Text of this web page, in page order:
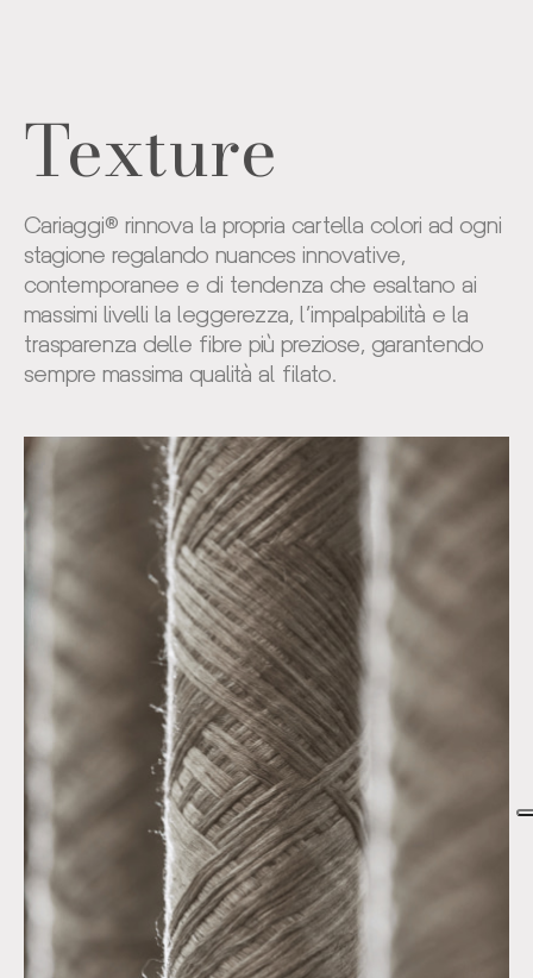
Texture
Cariaggi® rinnova la propria cartella colori ad ogni
stagione regalando nuances innovative,
contemporanee e di tendenza che esaltano ai
massimi livelli la leggerezza, l’impalpabilità e la
trasparenza delle fibre più preziose, garantendo
sempre massima qualità al filato.